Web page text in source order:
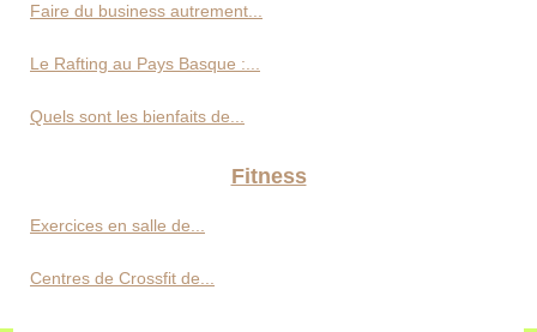
Faire du business autrement...
Le Rafting au Pays Basque :...
Quels sont les bienfaits de...
Fitness
Exercices en salle de...
Centres de Crossfit de...